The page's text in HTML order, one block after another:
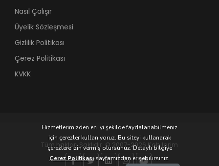
Nasıl Çalışır
Üyelik Sözleşmesi
Gizlilik Politikası
Çerez Politikası
KVKK
Tüm hakları Saklıdır. © 2007-2026 Kobilerim
Hizmetlerimizden en iyi şekilde faydalanabilmeniz
için çerezler kullanıyoruz. Bu siteyi kullanarak
çerezlere izin vermiş olursunuz. Detaylı bilgiye
Çerez Politikasısayfamızdan erişebilirsiniz.